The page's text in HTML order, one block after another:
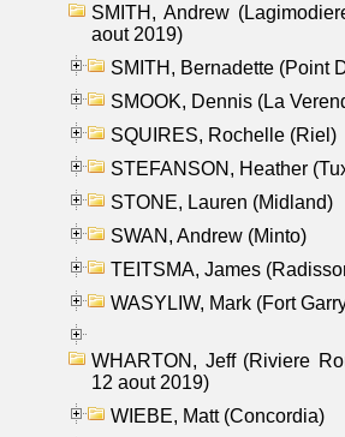
SMITH, Andrew
aout 2019)
SMITH, Bernadette (Point
SMOOK, Dennis (La
SQUIRES, Rochelle (Riel)
STEFANSON, Heather
STONE, Lauren (Midland)
SWAN, Andrew (Minto)
TEITSMA, James
WASYLIW, Mark (Fort
WHARTON, Jeff (Riviere
12 aout 2019)
WIEBE, Matt (Concordia)